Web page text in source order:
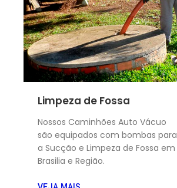
Limpeza de Fossa
Nossos Caminhões Auto Vácuo
são equipados com bombas para
a Sucção e Limpeza de Fossa em
Brasilia e Região.